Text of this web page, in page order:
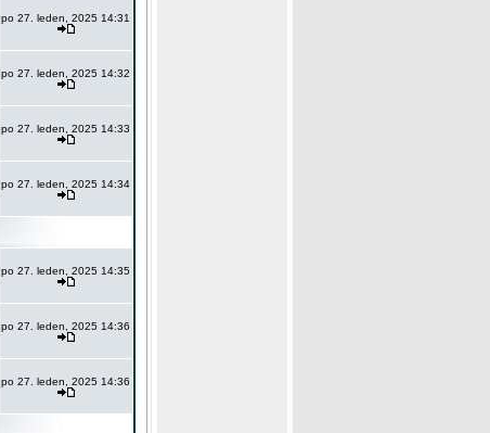
po 27. leden, 2025 14:31
po 27. leden, 2025 14:32
po 27. leden, 2025 14:33
po 27. leden, 2025 14:34
po 27. leden, 2025 14:35
po 27. leden, 2025 14:36
po 27. leden, 2025 14:36